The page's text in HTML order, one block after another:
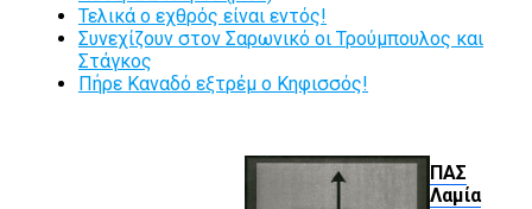
Τελικά ο εχθρός είναι εντός!
Συνεχίζουν στον Σαρωνικό οι Τρούμπουλος και
Στάγκος
Πήρε Καναδό εξτρέμ ο Κηφισσός!
ΠΑΣ
Λαμία